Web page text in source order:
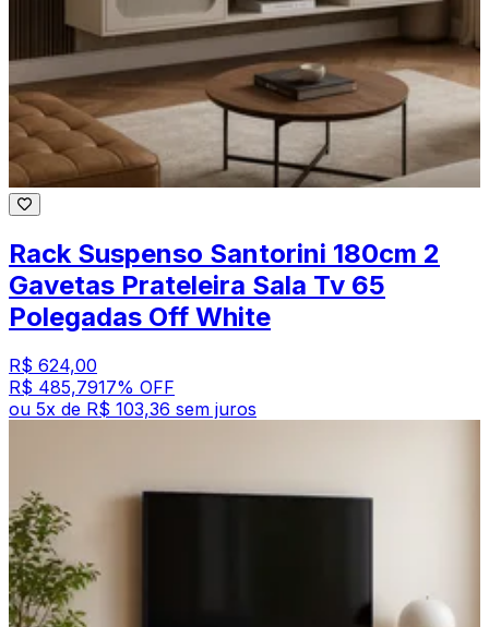
Rack Suspenso Santorini 180cm 2
Gavetas Prateleira Sala Tv 65
Polegadas Off White
R$ 624,00
R$ 485,7917% OFF
ou 5x de R$ 103,36 sem juros